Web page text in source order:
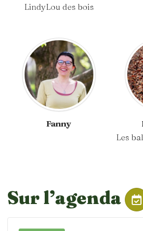
LindyLou des bois
Fanny
Les
Sur l’agenda